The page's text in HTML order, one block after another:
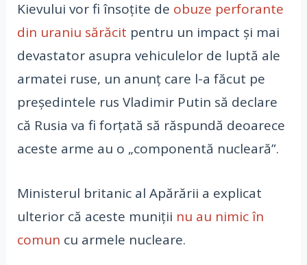
Kievului vor fi însoțite de obuze perforante
din uraniu sărăcit pentru un impact și mai
devastator asupra vehiculelor de luptă ale
armatei ruse, un anunț care l-a făcut pe
președintele rus Vladimir Putin să declare
că Rusia va fi forțată să răspundă deoarece
aceste arme au o „componentă nucleară”.
Ministerul britanic al Apărării a explicat
ulterior că aceste muniții nu au nimic în
comun cu armele nucleare.